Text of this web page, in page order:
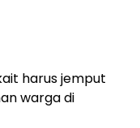
harus jemput
warga di